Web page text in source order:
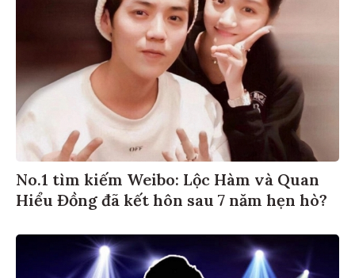
No.1 tìm kiếm Weibo: Lộc Hàm và Quan
Hiểu Đồng đã kết hôn sau 7 năm hẹn hò?